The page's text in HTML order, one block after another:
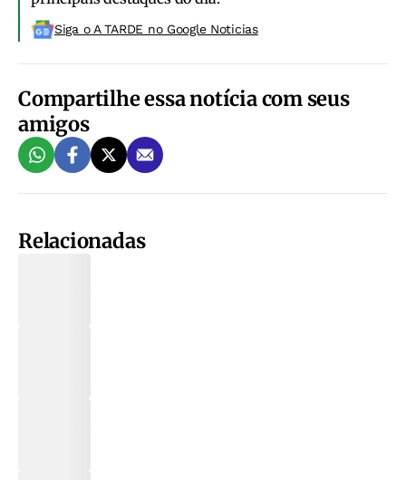
Siga o A TARDE no Google Noticias
Compartilhe essa notícia com seus
amigos
Relacionadas